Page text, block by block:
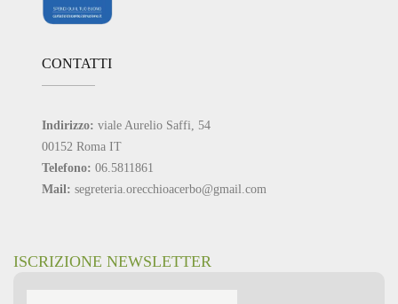
CONTATTI
Indirizzo: viale Aurelio Saffi, 54
00152 Roma IT
Telefono: 06.5811861
Mail: segreteria.orecchioacerbo@gmail.com
ISCRIZIONE NEWSLETTER